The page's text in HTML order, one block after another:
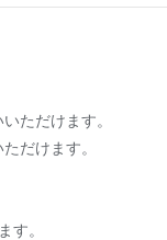
ただけます。
だけます。
す。